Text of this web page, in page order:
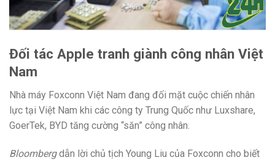
Đối tác Apple tranh giành công nhân Việt
Nam
Nhà máy Foxconn Việt Nam đang đối mặt cuộc chiến nhân
lực tại Việt Nam khi các công ty Trung Quốc như Luxshare,
GoerTek, BYD tăng cường “săn” công nhân.
Bloombergdẫn lời chủ tịch Young Liu của Foxconn cho biết